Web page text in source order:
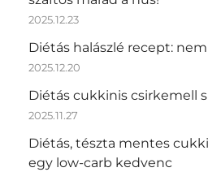
2025.12.23
Diétás halászlé recept:
2025.12.20
Diétás cukkinis csirkemell
2025.11.27
Diétás, tészta mentes
egy low-carb kedvenc